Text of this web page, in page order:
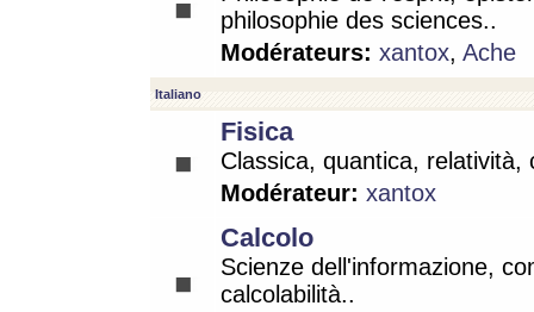
philosophie des sciences..
Modérateurs: xantox, Ache
Italiano
Fisica
Classica, quantica, relatività,
Modérateur: xantox
Calcolo
Scienze dell'informazione,
calcolabilità..